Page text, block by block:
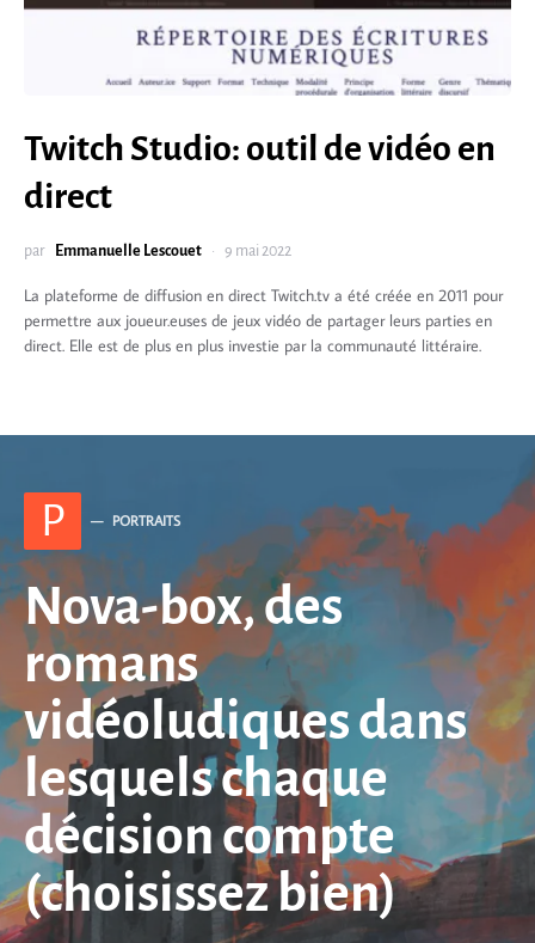
Twitch Studio: outil de vidéo en
direct
par Emmanuelle Lescouet 9 mai 2022
La plateforme de diffusion en direct Twitch.tv a été créée en 2011 pour
permettre aux joueur.euses de jeux vidéo de partager leurs parties en
direct. Elle est de plus en plus investie par la communauté littéraire.
P PORTRAITS
Nova-box, des
romans
vidéoludiques dans
lesquels chaque
décision compte
(choisissez bien)